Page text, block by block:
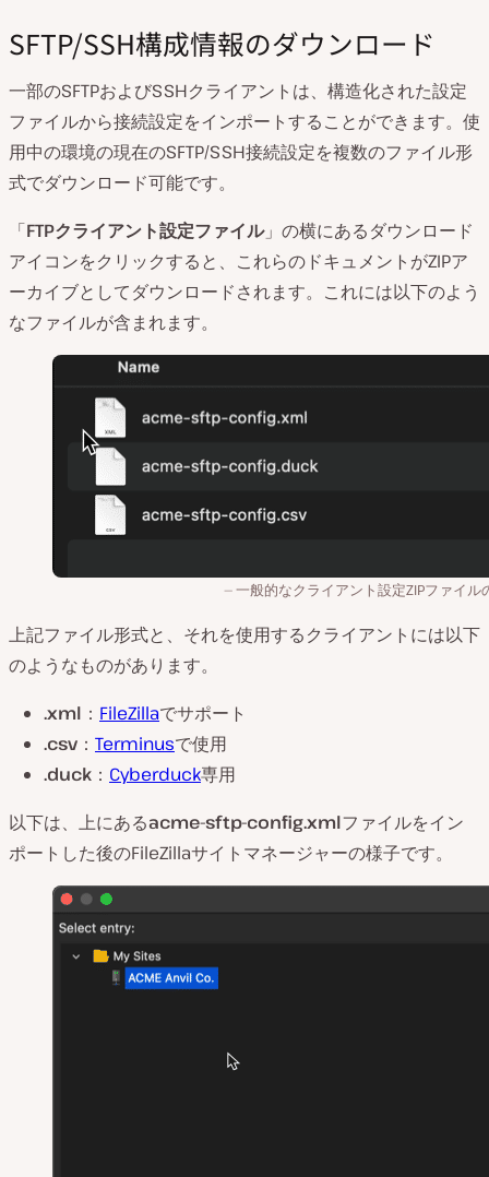
SFTP/SSH構成情報のダウンロード
一部のSFTPおよびSSHクライアントは、構造化された設定
ファイルから接続設定をインポートすることができます。使
用中の環境の現在のSFTP/SSH接続設定を複数のファイル形
式でダウンロード可能です。
「FTPクライアント設定ファイル」の横にあるダウンロード
アイコンをクリックすると、これらのドキュメントがZIPア
ーカイブとしてダウンロードされます。これには以下のよう
なファイルが含まれます。
一般的なクライアント設定ZIPファイル
上記ファイル形式と、それを使用するクライアントには以下
のようなものがあります。
.xml ： FileZillaでサポート
.csv ： Terminusで使用
.duck ： Cyberduck専用
以下は、上にあるacme-sftp-config.xmlファイルをイン
ポートした後のFileZillaサイトマネージャーの様子です。